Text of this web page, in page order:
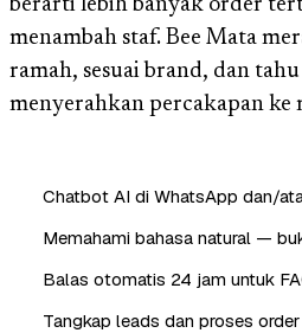
berarti lebih banyak order
menambah staf. Bee Mata
ramah, sesuai brand, dan
menyerahkan percakapan ke
Chatbot AI di WhatsApp dan/
Memahami bahasa natural —
Balas otomatis 24 jam untuk
Tangkap leads dan proses